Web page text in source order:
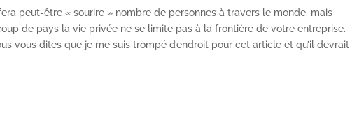
peut-être « sourire » nombre de personnes à travers le monde, mais
de pays la vie privée ne se limite pas à la frontière de votre entreprise.
vous dites que je me suis trompé d’endroit pour cet article et qu’il devrait